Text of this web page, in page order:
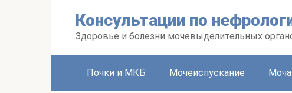
Консультации по
Здоровье и болезни мочевыделительных
Почки и МКБ Мочеиспускание Моча